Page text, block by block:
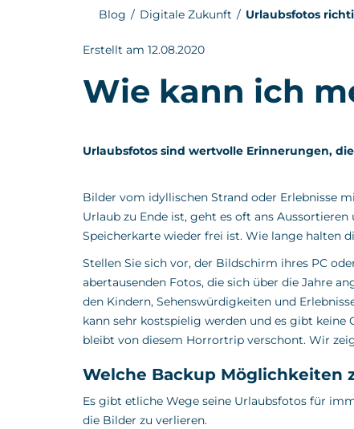
Blog Digitale Zukunft Urlaubsfotos
Erstellt am 12.08.2020
Wie kann ich
Urlaubsfotos sind wertvolle Erinnerungen,
Bilder vom idyllischen Strand oder Erlebnisse
Urlaub zu Ende ist, geht es oft ans
Speicherkarte wieder frei ist. Wie lange halten
Stellen Sie sich vor, der Bildschirm ihres PC
abertausenden Fotos, die sich über die Jahre
den Kindern, Sehenswürdigkeiten und
kann sehr kostspielig werden und es gibt keine
bleibt von diesem Horrortrip verschont. Wir
Welche Backup Möglichkeiten
Es gibt etliche Wege seine Urlaubsfotos für
die Bilder zu verlieren.